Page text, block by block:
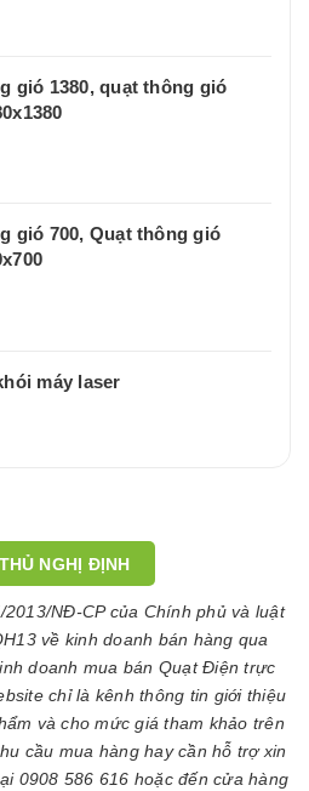
gió 1380, quạt thông gió
gió 700, Quạt thông gió
máy laser
NGHỊ ĐỊNH
NĐ-CP của Chính phủ và luật
về kinh doanh bán hàng qua
doanh mua bán Quạt Điện trực
chỉ là kênh thông tin giới thiệu
và cho mức giá tham khảo trên
cầu mua hàng hay cần hỗ trợ xin
0908 586 616 hoặc đến cửa hàng